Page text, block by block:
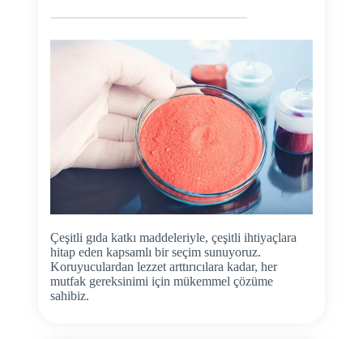
Çeşitli gıda katkı maddeleriyle, çeşitli ihtiyaçlara
hitap eden kapsamlı bir seçim sunuyoruz.
Koruyuculardan lezzet arttırıcılara kadar, her
mutfak gereksinimi için mükemmel çözüme
sahibiz.